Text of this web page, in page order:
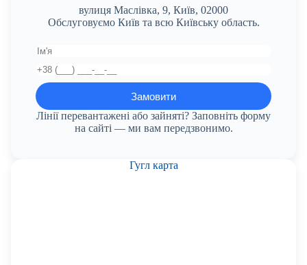
вулиця Маслівка, 9, Київ, 02000
Обслуговуємо Київ та всю Київську область.
Лінії перевантажені або зайняті? Заповніть форму
на сайті — ми вам передзвонимо.
Гугл карта